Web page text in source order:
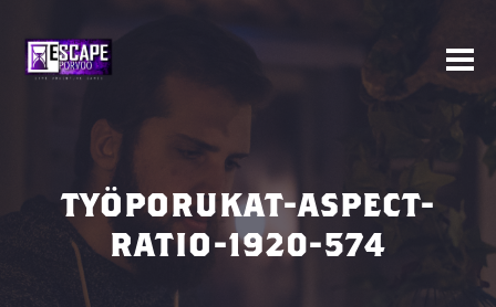
TYÖPORUKAT-ASPECT-
RATIO-1920-574